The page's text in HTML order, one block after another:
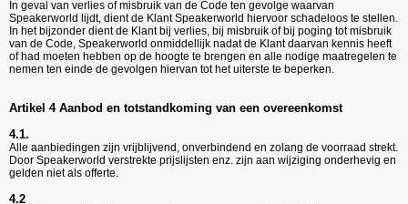
In geval van verlies of misbruik van de Code ten gevolge waarvan
Speakerworld lijdt, dient de Klant Speakerworld hiervoor schadeloos te stellen.
In het bijzonder dient de Klant bij verlies, bij misbruik of bij poging tot misbruik
van de Code, Speakerworld onmiddellijk nadat de Klant daarvan kennis heeft
of had moeten hebben op de hoogte te brengen en alle nodige maatregelen te
nemen ten einde de gevolgen hiervan tot het uiterste te beperken.
Artikel 4 Aanbod en totstandkoming van een overeenkomst
4.1.
Alle aanbiedingen zijn vrijblijvend, onverbindend en zolang de voorraad strekt.
Door Speakerworld verstrekte prijslijsten enz. zijn aan wijziging onderhevig en
gelden niet als offerte.
4.2